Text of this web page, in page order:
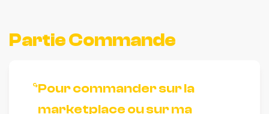
Partie Commande
Pour commander sur la
marketplace ou sur ma